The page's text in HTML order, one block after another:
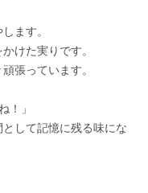
ます。
けた実りです。
張っています。
！」
して記憶に残る味にな